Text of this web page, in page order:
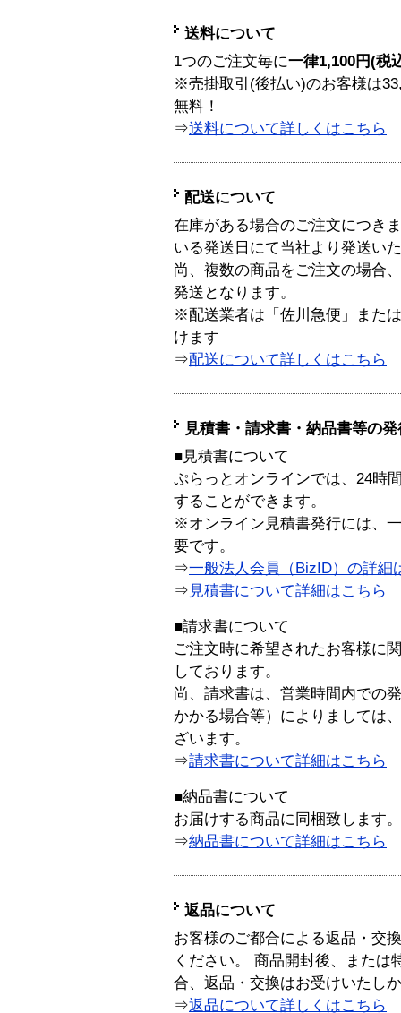
送料について
1つのご注文毎に一律1,100円(税
※売掛取引(後払い)のお客様は
無料！
⇒送料について詳しくはこちら
配送について
在庫がある場合のご注文につき
いる発送日にて当社より発送い
尚、複数の商品をご注文の場合
発送となります。
※配送業者は「佐川急便」また
けます
⇒配送について詳しくはこちら
見積書・請求書・納品書等の
■見積書について
ぷらっとオンラインでは、24時
することができます。
※オンライン見積書発行には、
要です。
⇒一般法人会員（BizID）の詳細
⇒ 見積書について詳細はこちら
■請求書について
ご注文時に希望されたお客様に
しております。
尚、請求書は、営業時間内での
かかる場合等）によりましては
ざいます。
⇒請求書について詳細はこちら
■納品書について
お届けする商品に同梱致します。
⇒納品書について詳細はこちら
返品について
お客様のご都合による返品・交
ください。 商品開封後、または
合、返品・交換はお受けいたし
⇒返品について詳しくはこちら